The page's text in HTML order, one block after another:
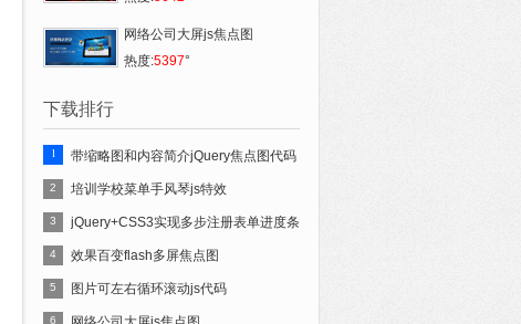
网络公司大屏js焦点图
热度:5397°
下载排行
1 带缩略图和内容简介jQuery焦点图代码
2 培训学校菜单手风琴js特效
3 jQuery+CSS3实现多步注册表单进度条
4 效果百变flash多屏焦点图
5 图片可左右循环滚动js代码
6